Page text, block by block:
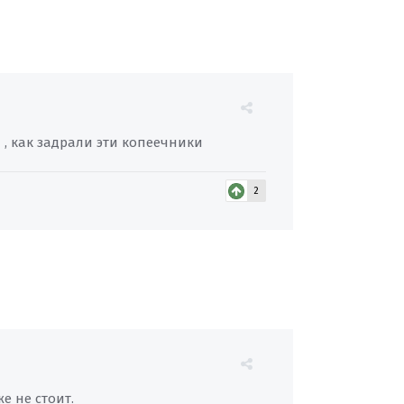
как задрали эти копеечники
2
не стоит.